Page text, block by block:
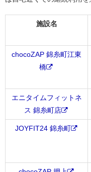
施設名
chocoZAP 錦糸町江東
橋
エニタイムフィットネ
ス 錦糸町店
JOYFIT24 錦糸町